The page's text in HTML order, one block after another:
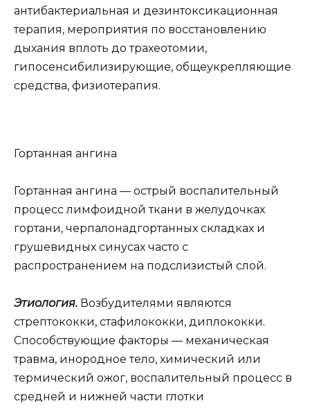
антибактериальная и дезинтоксикационная
терапия, мероприятия по восстановлению
дыхания вплоть до трахеотомии,
гипосенсибилизирующие, общеукрепляющие
средства, физиотерапия.
Гортанная ангина
Гортанная ангина — острый воспалительный
процесс лимфоидной ткани в желудочках
гортани, черпалонадгортанных складках и
грушевидных синусах часто с
распространением на подслизистый слой.
Этиология. Возбудителями являются
стрептококки, стафилококки, диплококки.
Способствующие факторы — механическая
травма, инородное тело, химический или
термический ожог, воспалительный процесс в
средней и нижней части глотки